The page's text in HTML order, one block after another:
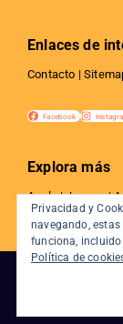
Enlaces de
Contacto |
Facebook
Explora más
Apple|Juegos|
Privacidad|
Privacidad y
navegando,
funciona,
Política de